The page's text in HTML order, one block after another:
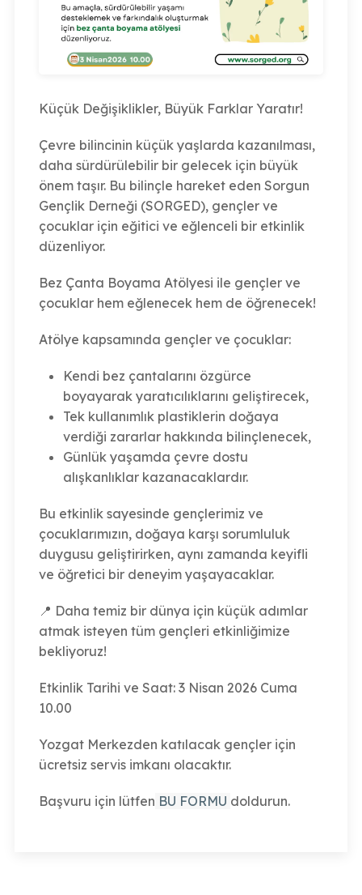
Küçük Değişiklikler, Büyük Farklar Yaratır!
Çevre bilincinin küçük yaşlarda kazanılması,
daha sürdürülebilir bir gelecek için büyük
önem taşır. Bu bilinçle hareket eden Sorgun
Gençlik Derneği (SORGED), gençler ve
çocuklar için eğitici ve eğlenceli bir etkinlik
düzenliyor.
Bez Çanta Boyama Atölyesi ile gençler ve
çocuklar hem eğlenecek hem de öğrenecek!
Atölye kapsamında gençler ve çocuklar:
Kendi bez çantalarını özgürce
boyayarak yaratıcılıklarını geliştirecek,
Tek kullanımlık plastiklerin doğaya
verdiği zararlar hakkında bilinçlenecek,
Günlük yaşamda çevre dostu
alışkanlıklar kazanacaklardır.
Bu etkinlik sayesinde gençlerimiz ve
çocuklarımızın, doğaya karşı sorumluluk
duygusu geliştirirken, aynı zamanda keyifli
ve öğretici bir deneyim yaşayacaklar.
📍 Daha temiz bir dünya için küçük adımlar
atmak isteyen tüm gençleri etkinliğimize
bekliyoruz!
Etkinlik Tarihi ve Saat: 3 Nisan 2026 Cuma
10.00
Yozgat Merkezden katılacak gençler için
ücretsiz servis imkanı olacaktır.
Başvuru için lütfen BU FORMU doldurun.